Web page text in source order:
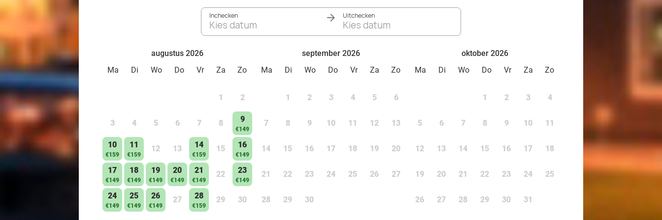
Inchecken
Kies datum
Uitchecken
Kies datum
augustus 2026
Ma
Di Wo Do Vr Za Zo
1 2
3 4 5 6 7 8 9
€149
10
€159
11
€159
12 13 14
€159
15 16
€149
17
€149
18
€149
19
€149
20
€149
21
€149
22 23
€149
24
€149
25
€149
26
€149
27 28
€159
29 30
september 2026
Ma
Di Wo Do Vr Za Zo
1 2 3 4 5 6
7 8 9 10 11 12 13
14 15 16 17 18 19 20
21 22 23 24 25 26 27
28 29 30
oktober 2026
Ma
Di Wo Do Vr Za Zo
1 2 3 4
5 6 7 8 9 10 11
12 13 14 15 16 17 18
19 20 21 22 23 24 25
26 27 28 29 30 31